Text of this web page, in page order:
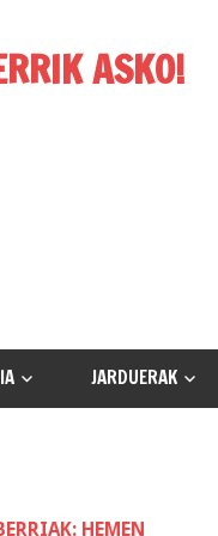
ASKO!
JARDUERAK
HEMEN